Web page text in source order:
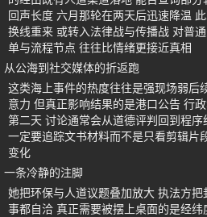
回声长度 六月那轮在两天后迅速降温
换线重来 或转入法律战与传播战 对普
单与流程节点 往往比情绪更接近真相
从公海到社交媒体的折返跑
这类海上事件的热度往往是强现场弱后
意力 但真正影响结果的是港口公告 行
第二天 讨论通常会从道德评判回到程
一定要追踪文书材料而不是只看剪辑片
变化
一条冷静的注脚
她把环保与人道议题叠加放大 执法方
事都自洽 真正需要被摆上桌面的是经